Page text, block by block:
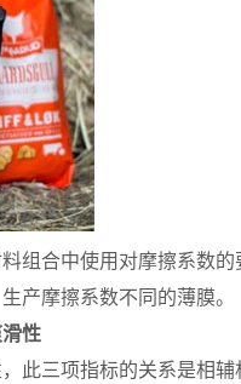
组合中使用对摩擦系数
产摩擦系数不同的薄膜。
性
此三项指标的关系是相辅